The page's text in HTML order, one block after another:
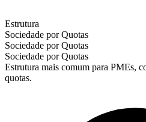
Estrutura
Sociedade por Quotas
Sociedade por Quotas
Sociedade por Quotas
Estrutura mais comum para PMEs,
quotas.